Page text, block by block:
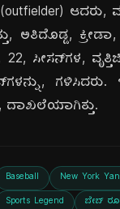
ಆದರು,
ಅತಿದೊಡ್ಡ,
ಸೀಸನ್‌ಗಳ,
ಗಳಿಸಿದರು.
ದಾಖಲೆಯಾಗಿತ್ತು.
Baseball New York
Sports Legend ಬೇಬ್